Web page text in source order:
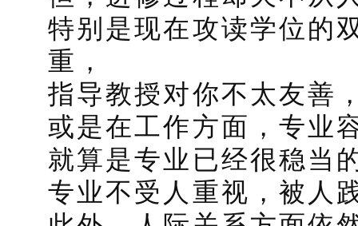
特别是现在攻读学位的
重，
指导教授对你不太友善
或是在工作方面，专业
就算是专业已经很稳当
专业不受人重视，被人